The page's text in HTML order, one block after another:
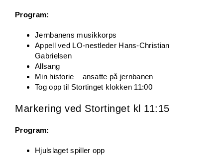
Program:
Jernbanens musikkorps
Appell ved LO-nestleder Hans-Christian
Gabrielsen
Allsang
Min historie – ansatte på jernbanen
Tog opp til Stortinget klokken 11:00
Markering ved Stortinget kl 11:15
Program:
Hjulslaget spiller opp